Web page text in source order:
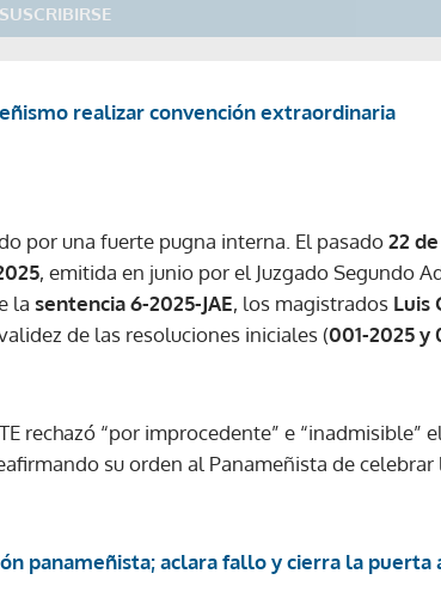
SUSCRIBIRSE
a nuestro boletín.
ACEPTAR
realizar convención extraordinaria
por una fuerte pugna interna. El pasado22
, emitida en junio por el Juzgado Segundo
la sentencia 6-2025-JAE, los magistrados Luis
de las resoluciones iniciales (001-2025 y
rechazó “por improcedente” e “inadmisible”
su orden al Panameñista de celebrar
panameñista; aclara fallo y cierra la puerta